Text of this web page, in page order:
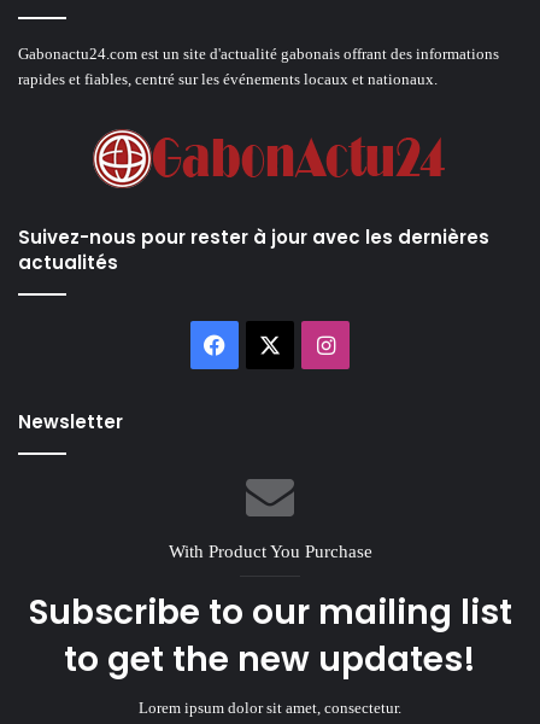
Gabonactu24.com est un site d'actualité gabonais offrant des informations
rapides et fiables, centré sur les événements locaux et nationaux.
Suivez-nous pour rester à jour avec les dernières
actualités
Facebook Instagram
Newsletter
With Product You Purchase
Subscribe to our mailing list
to get the new updates!
Lorem ipsum dolor sit amet, consectetur.